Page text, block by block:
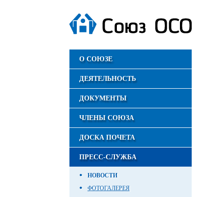
О СОЮЗЕ
ДЕЯТЕЛЬНОСТЬ
ДОКУМЕНТЫ
ЧЛЕНЫ СОЮЗА
ДОСКА ПОЧЕТА
ПРЕСС-СЛУЖБА
НОВОСТИ
ФОТОГАЛЕРЕЯ